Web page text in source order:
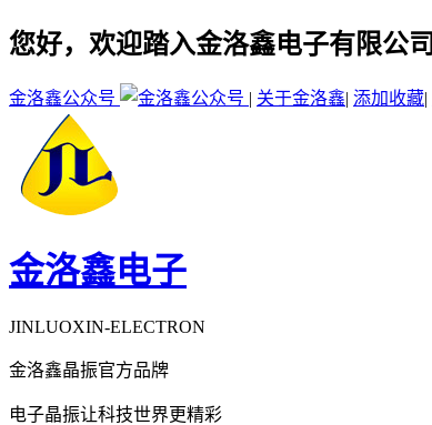
您好，欢迎踏入金洛鑫电子有限公司
金洛鑫公众号 | 关于金洛鑫| 添加收藏|
金洛鑫电子
JINLUOXIN-ELECTRON
金洛鑫晶振官方品牌
电子晶振让科技世界更精彩